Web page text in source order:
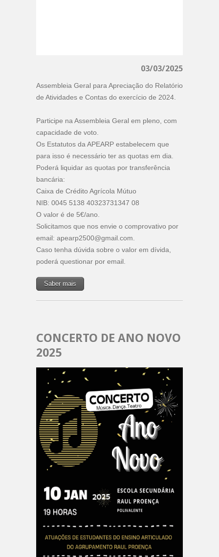
03/03/2025
Assembleia Geral para Apreciação do Relatório
de Atividades e Contas do exercício de 2024.
Participe na Assembleia Geral em pleno, com
capacidade de voto.
Os Estatutos da APEARP estabelecem que
para isso é necessário ter as quotas em dia.
Poderá liquidar as quotas por transferência
bancária:
Caixa de Crédito Agrícola Mútuo
NIB: 0045 5138 40323731347 08
O valor é de 5€/ano.
Solicitamos que nos envie o comprovativo por
email: apearp2500@gmail.com.
Caso tenha dúvida sobre o valor em dívida,
poderá questionar por email.
Saber mais
CONCERTO DE ANO NOVO
2025